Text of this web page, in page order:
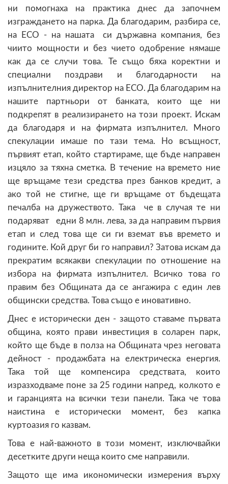
ни помогнаха на практика днес да започнем
изграждането на парка. Да благодарим, разбира се,
на ЕСО - на нашата си държавна компания, без
чиито мощности и без чието одобрение нямаше
как да се случи това. Те също бяха коректни и
специални поздрави и благодарности на
изпълнителния директор на ЕСО. Да благодарим на
нашите партньори от банката, които ще ни
подкрепят в реализирането на този проект. Искам
да благодаря и на фирмата изпълнител. Много
спекулации имаше по тази тема. Но всъщност,
първият етап, който стартираме, ще бъде направен
изцяло за тяхна сметка. В течение на времето ние
ще връщаме тези средства през банков кредит, а
ако той не стигне, ще ги връщаме от бъдещата
печалба на дружеството. Така че в случая те ни
подаряват едни 8 млн. лева, за да направим първия
етап и след това ще си ги вземат във времето и
годините. Кой друг би го направил? Затова искам да
прекратим всякакви спекулации по отношение на
избора на фирмата изпълнител. Всичко това го
правим без Общината да се ангажира с един лев
общински средства. Това също е иновативно.
Днес е исторически ден - защото ставаме първата
община, която прави инвестиция в соларен парк,
който ще бъде в полза на Общината чрез неговата
дейност - продажбата на електрическа енергия.
Така той ще компенсира средствата, които
изразходваме поне за 25 години напред, колкото е
и гаранцията на всички тези панели. Така че това
наистина е исторически момент, без капка
куртоазия го казвам.
Това е най-важното в този момент, изключвайки
десетките други неща които сме направили.
Защото ще има икономически измерения върху